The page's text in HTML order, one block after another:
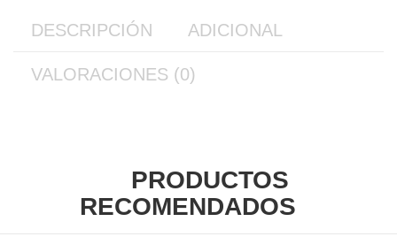
DESCRIPCIÓN ADICIONAL
VALORACIONES (0)
PRODUCTOS
RECOMENDADOS